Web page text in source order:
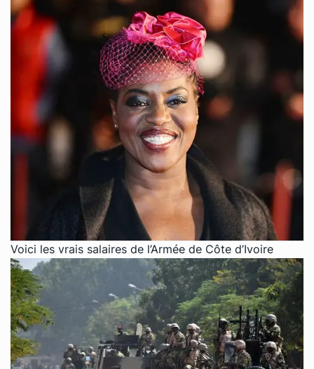
Voici les vrais salaires de l’Armée de Côte d’Ivoire